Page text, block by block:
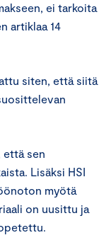
ei tarkoita
artiklaa 14
siten, että siitä
että sen
Lisäksi HSI
myötä
on uusittu ja